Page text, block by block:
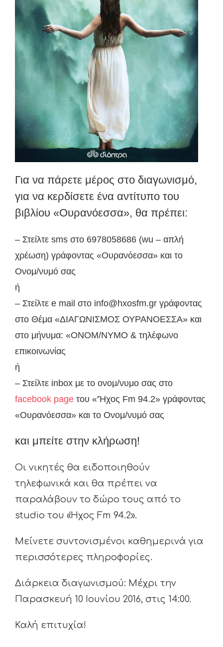
Για να πάρετε μέρος στο διαγωνισμό,
για να κερδίσετε ένα αντίτυπο του
βιβλίου «Ουρανόεσσα», θα πρέπει:
– Στείλτε sms στο 6978058686 (wu – απλή
χρέωση) γράφοντας «Ουρανόεσσα» και το
Ονομ/νυμό σας
ή
– Στείλτε e mail στο info@hxosfm.gr γράφοντας
στο Θέμα «ΔΙΑΓΩΝΙΣΜΟΣ ΟΥΡΑΝΟΕΣΣΑ» και
στο μήνυμα: «ΟΝΟΜ/ΝΥΜΟ & τηλέφωνο
επικοινωνίας
ή
– Στείλτε inbox με το ονομ/νυμο σας στο
facebook page του «'Ήχος Fm 94.2» γράφοντας
«Ουρανόεσσα» και το Ονομ/νυμό σας
και μπείτε στην κλήρωση!
Οι νικητές θα ειδοποιηθούν
τηλεφωνικά και θα πρέπει να
παραλάβουν το δώρο τους από το
studio του «Ήχος Fm 94.2».
Μείνετε συντονισμένοι καθημερινά για
περισσότερες πληροφορίες.
Διάρκεια διαγωνισμού: Μέχρι την
Παρασκευή 10 Ιουνίου 2016, στις 14:00.
Καλή επιτυχία!